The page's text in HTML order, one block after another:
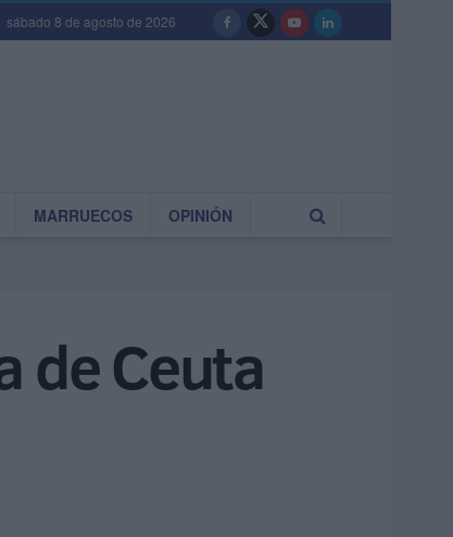
sábado 8 de agosto de 2026
MARRUECOS OPINIÓN
de Ceuta